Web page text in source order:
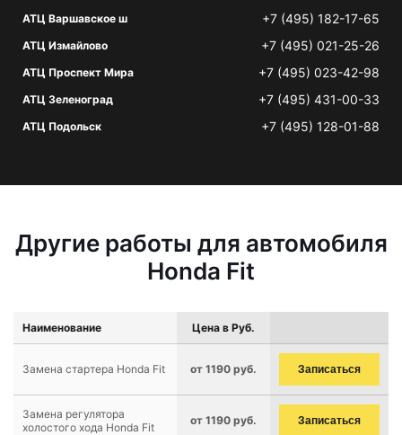
АТЦ Варшавское ш +7 (495) 182-17-65
АТЦ Измайлово +7 (495) 021-25-26
АТЦ Проспект Мира +7 (495) 023-42-98
АТЦ Зеленоград +7 (495) 431-00-33
АТЦ Подольск +7 (495) 128-01-88
Другие работы для автомобиля
Honda Fit
Наименование Цена в Руб.
Замена стартера Honda Fit от 1190 руб. Записаться
Замена регулятора
холостого хода Honda Fit
от 1190 руб. Записаться